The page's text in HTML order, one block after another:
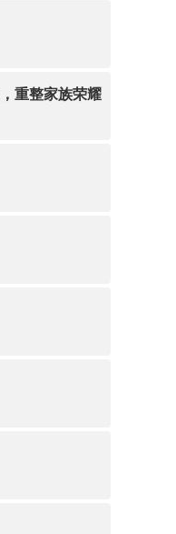
重整家族荣耀